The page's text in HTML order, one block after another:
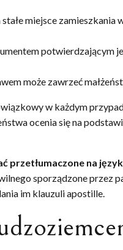
miejsce zamieszkania
potwierdzającym
może zawrzeć
w każdym
ocenia się na
przetłumaczone na
sporządzone przez
im klauzuli apostille.